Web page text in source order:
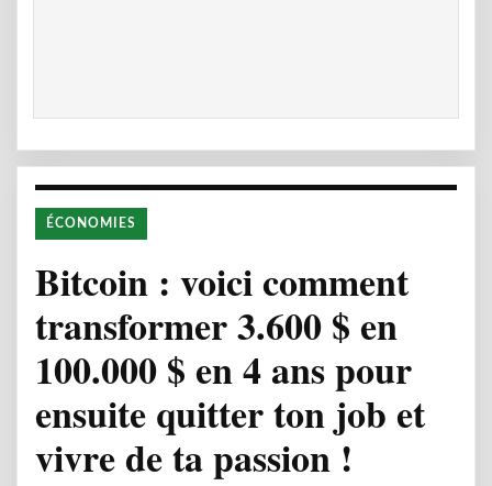
ÉCONOMIES
Bitcoin : voici comment
transformer 3.600 $ en
100.000 $ en 4 ans pour
ensuite quitter ton job et
vivre de ta passion !